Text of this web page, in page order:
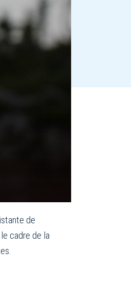
de
cadre de la